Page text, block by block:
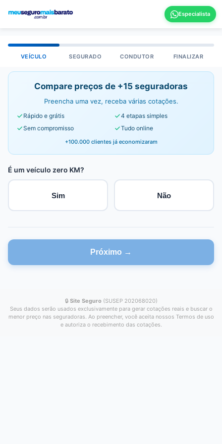
VEÍCULO SEGURADO CONDUTOR FINALIZAR
Compare preços de +15 seguradoras
Preencha uma vez, receba várias cotações.
Rápido e grátis
4 etapas simples
Sem compromisso
Tudo online
+100.000 clientes já economizaram
É um veículo zero KM?
Sim Não
Próximo →
🔒 Site Seguro (SUSEP 202068020)
Seus dados serão usados exclusivamente para gerar cotações reais e buscar o
menor preço nas seguradoras. Ao preencher, você aceita nossos Termos de uso
e autoriza o recebimento das cotações.